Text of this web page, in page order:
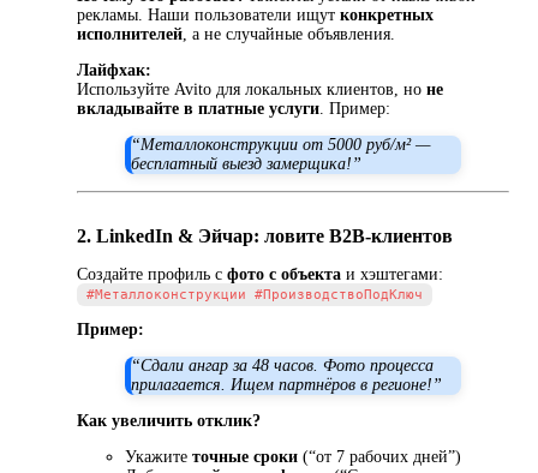
рекламы. Наши пользователи ищут конкретных
исполнителей, а не случайные объявления.
Лайфхак:
Используйте Avito для локальных клиентов, но не
вкладывайте в платные услуги. Пример:
“Металлоконструкции от 5000 руб/м² —
бесплатный выезд замерщика!”
2. LinkedIn & Эйчар: ловите B2B-клиентов
Создайте профиль с фото с объекта и хэштегами:
#Металлоконструкции #ПроизводствоПодКлюч
Пример:
“Сдали ангар за 48 часов. Фото процесса
прилагается. Ищем партнёров в регионе!”
Как увеличить отклик?
Укажите точные сроки (“от 7 рабочих дней”)